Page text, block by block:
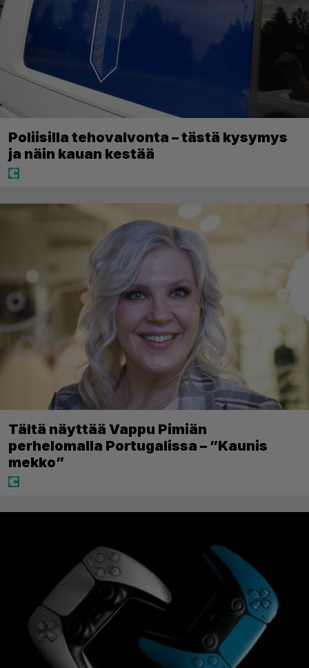
Poliisilla tehovalvonta – tästä kysymys
ja näin kauan kestää
Tältä näyttää Vappu Pimiän
perhelomalla Portugalissa – ”Kaunis
mekko”